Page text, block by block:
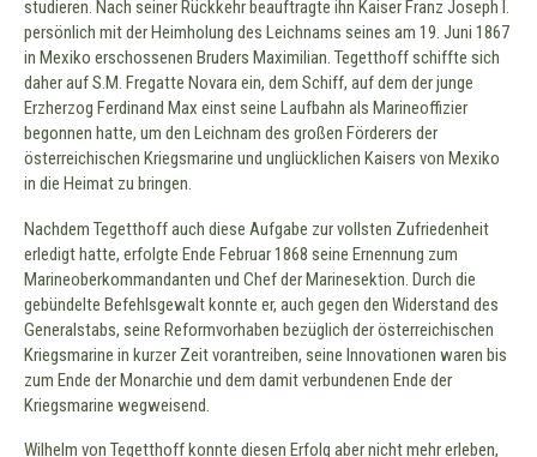
studieren. Nach seiner Rückkehr beauftragte ihn Kaiser Franz Joseph I.
persönlich mit der Heimholung des Leichnams seines am 19. Juni 1867
in Mexiko erschossenen Bruders Maximilian. Tegetthoff schiffte sich
daher auf S.M. Fregatte Novara ein, dem Schiff, auf dem der junge
Erzherzog Ferdinand Max einst seine Laufbahn als Marineoffizier
begonnen hatte, um den Leichnam des großen Förderers der
österreichischen Kriegsmarine und unglücklichen Kaisers von Mexiko
in die Heimat zu bringen.
Nachdem Tegetthoff auch diese Aufgabe zur vollsten Zufriedenheit
erledigt hatte, erfolgte Ende Februar 1868 seine Ernennung zum
Marineoberkommandanten und Chef der Marinesektion. Durch die
gebündelte Befehlsgewalt konnte er, auch gegen den Widerstand des
Generalstabs, seine Reformvorhaben bezüglich der österreichischen
Kriegsmarine in kurzer Zeit vorantreiben, seine Innovationen waren bis
zum Ende der Monarchie und dem damit verbundenen Ende der
Kriegsmarine wegweisend.
Wilhelm von Tegetthoff konnte diesen Erfolg aber nicht mehr erleben,